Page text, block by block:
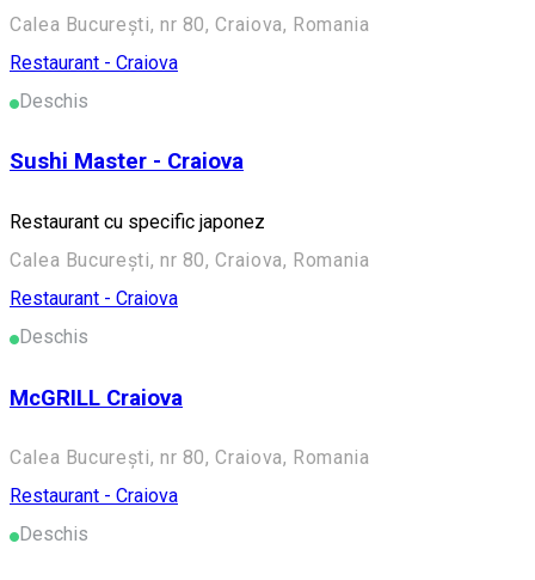
Calea București, nr 80, Craiova, Romania
Restaurant - Craiova
Deschis
Sushi Master - Craiova
Restaurant cu specific japonez
Calea București, nr 80, Craiova, Romania
Restaurant - Craiova
Deschis
McGRILL Craiova
Calea București, nr 80, Craiova, Romania
Restaurant - Craiova
Deschis